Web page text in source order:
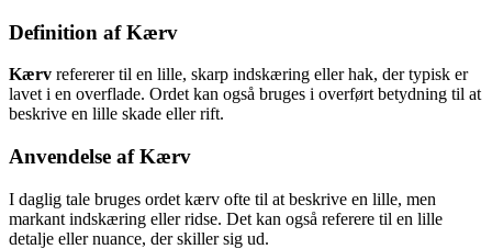
Definition af Kærv
Kærv refererer til en lille, skarp indskæring eller hak, der typisk er
lavet i en overflade. Ordet kan også bruges i overført betydning til at
beskrive en lille skade eller rift.
Anvendelse af Kærv
I daglig tale bruges ordet kærv ofte til at beskrive en lille, men
markant indskæring eller ridse. Det kan også referere til en lille
detalje eller nuance, der skiller sig ud.